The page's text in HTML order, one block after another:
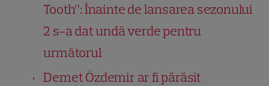
Tooth”: Înainte de lansarea sezonului
2 s-a dat undă verde pentru
următorul
Demet Özdemir ar fi părăsit